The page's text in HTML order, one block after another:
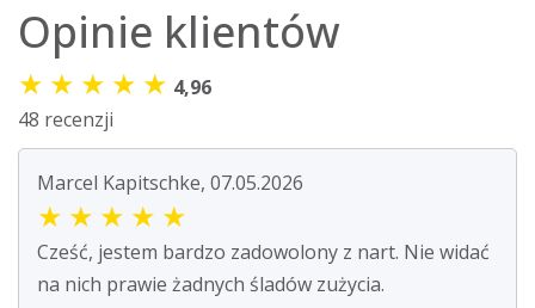
Opinie klientów
★ ★ ★ ★ ★ 4,96
48 recenzji
Marcel Kapitschke, 07.05.2026
★ ★ ★ ★ ★
Cześć, jestem bardzo zadowolony z nart. Nie widać
na nich prawie żadnych śladów zużycia.